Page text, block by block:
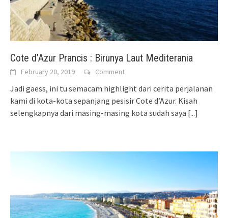
Cote d’Azur Prancis : Birunya Laut Mediterania
February 20, 2019 Comment
Jadi gaess, ini tu semacam highlight dari cerita perjalanan
kami di kota-kota sepanjang pesisir Cote d’Azur. Kisah
selengkapnya dari masing-masing kota sudah saya [...]